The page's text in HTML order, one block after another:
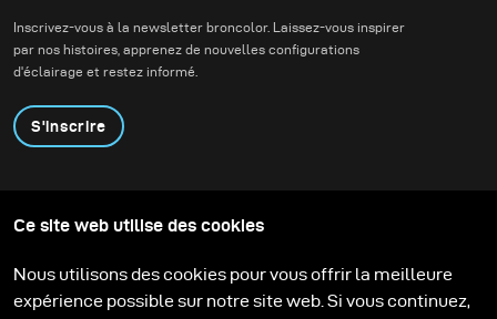
Inscrivez-vous à la newsletter broncolor. Laissez-vous inspirer
par nos histoires, apprenez de nouvelles configurations
d'éclairage et restez informé.
S'inscrire
Contactez-nous
Technologies
Support
Carrière
Media Center
Ce site web utilise des cookies
Nous utilisons des cookies pour vous offrir la meilleure
expérience possible sur notre site web. Si vous continuez,